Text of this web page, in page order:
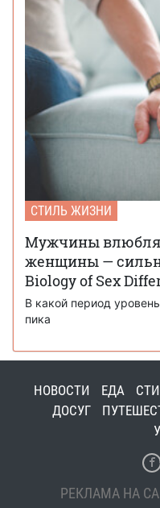
СТИЛЬ ЖИЗНИ
Мужчины
женщины —
Biology of Sex
В какой период
пика
НОВОСТИ ЕДА
ДОСУГ
РЕКЛАМА НА